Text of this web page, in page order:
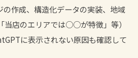
の作成、構造化データの実装、地域
当店のエリアでは○○が特徴」等）
に表示されない原因も確認して